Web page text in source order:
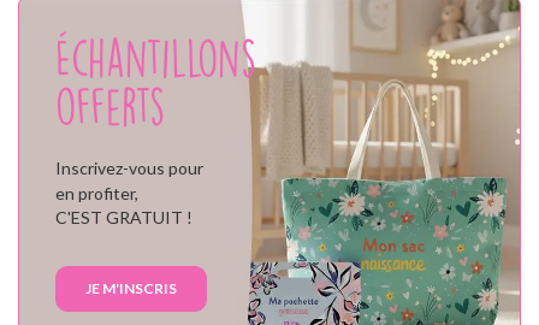
Échantillons
offerts
Inscrivez-vous pour
en profiter,
C'EST GRATUIT !
JE M'INSCRIS